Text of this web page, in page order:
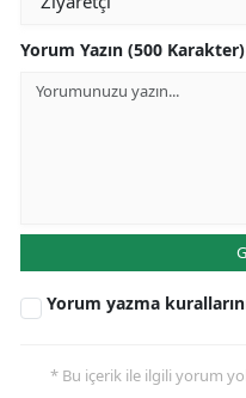
Yorum Yazın (500 Karakter)
Yorum yazma
* Bu içerik ile ilgili yorum